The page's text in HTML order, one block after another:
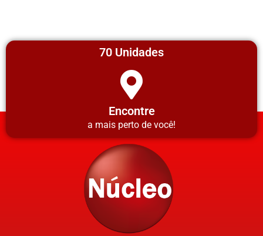
70 Unidades
Encontre
a mais perto de você!